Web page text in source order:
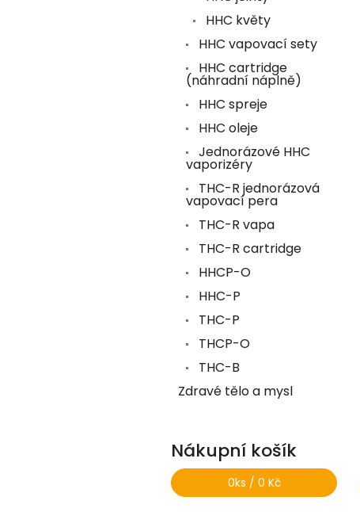
HHC květy
HHC vapovací sety
HHC cartridge
(náhradní náplně)
HHC spreje
HHC oleje
Jednorázové HHC
vaporizéry
THC-R jednorázová
vapovací pera
THC-R vapa
THC-R cartridge
HHCP-O
HHC-P
THC-P
THCP-O
THC-B
Zdravé tělo a mysl
Nákupní košík
0ks / 0 Kč